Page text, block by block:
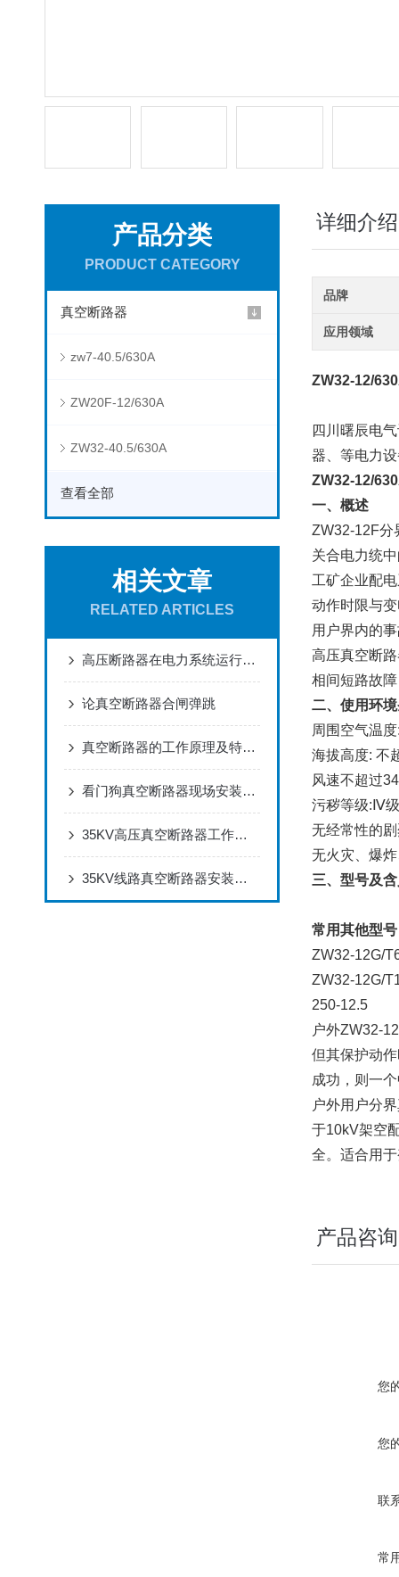
产品分类
PRODUCT CATEGORY
真空断路器
zw7-40.5/630A
ZW20F-12/630A
ZW32-40.5/630A
查看全部
相关文章
RELATED ARTICLES
高压断路器在电力系统运行中的保护与调控作用
论真空断路器合闸弹跳
真空断路器的工作原理及特点介绍
看门狗真空断路器现场安装调试完整步骤
35KV高压真空断路器工作原理，真空灭弧室绝缘分合过载短路保护技术解析
35KV线路真空断路器安装调试规范：接线、接地、操作机构调试实操要点
详细介绍
品牌
应用领域
ZW32-12/
四川曙辰电
器、等电力
ZW32-12/
一、概述
ZW32-12F分
关合电力统
工矿企业配
动作时限与
用户界内的
高压真空断
相间短路故
二、使用环
周围空气温
海拔高度: 不
风速不超过
污秽等级:Ⅳ
无经常性的
无火灾、爆
三、型号及
常用其他型号
ZW32-12G/
ZW32-12G/
250-12.5
户外ZW32-
但其保护动
成功，则一
户外用户分
于10kV架空
全。适合用
产品咨询
您
您
联
常